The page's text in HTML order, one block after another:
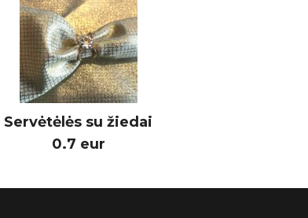
Servėtėlės su žiedai
0.7 eur